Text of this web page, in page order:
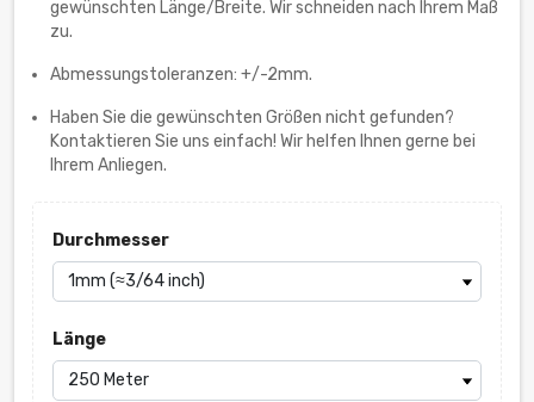
gewünschten Länge/Breite. Wir schneiden nach Ihrem Maß
zu.
Abmessungstoleranzen: +/-2mm.
Haben Sie die gewünschten Größen nicht gefunden?
Kontaktieren Sie uns einfach! Wir helfen Ihnen gerne bei
Ihrem Anliegen.
Durchmesser
Länge